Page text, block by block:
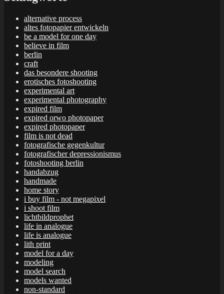
alternative process
altes fotopapier entwickeln
be a model for one day
believe in film
berlin
craft
das besondere shooting
erotisches fotoshooting
experimental art
experimental photography
expired film
expired orwo photopaper
expired photopaper
film is not dead
fotografische gegenkultur
fotografischer depressionismus
fotoshooting berlin
handabzug
handmade
home story
i buy film - not megapixel
i shoot film
lichtbildprophet
life in analogue
life is analogue
lith print
model for a day
modeling
model search
models wanted
non-standard